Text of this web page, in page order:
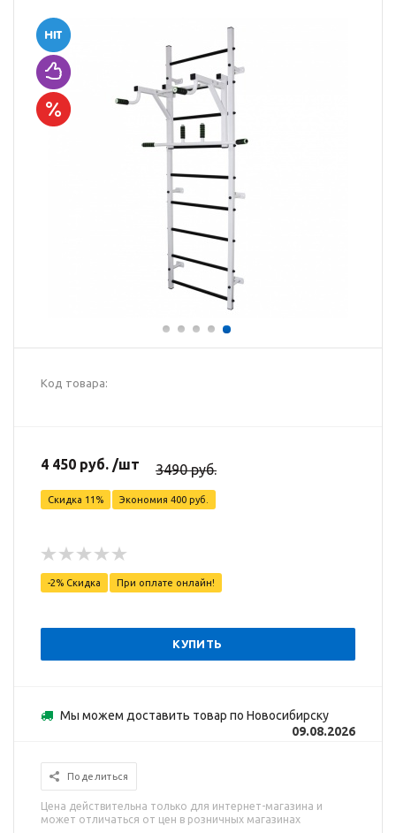
Код товара:
4 450 руб. /шт 3490 руб.
Скидка 11% Экономия 400 руб.
-2% Скидка При оплате онлайн!
КУПИТЬ
Мы можем доставить товар по Новосибирску
09.08.2026
Поделиться
Цена действительна только для интернет-магазина и
может отличаться от цен в розничных магазинах